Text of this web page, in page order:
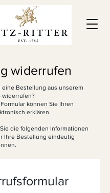
widerrufen
eine Bestellung aus unserem
widerrufen?
können Sie Ihren
erklären.
die folgenden Informationen
Ihre Bestellung eindeutig